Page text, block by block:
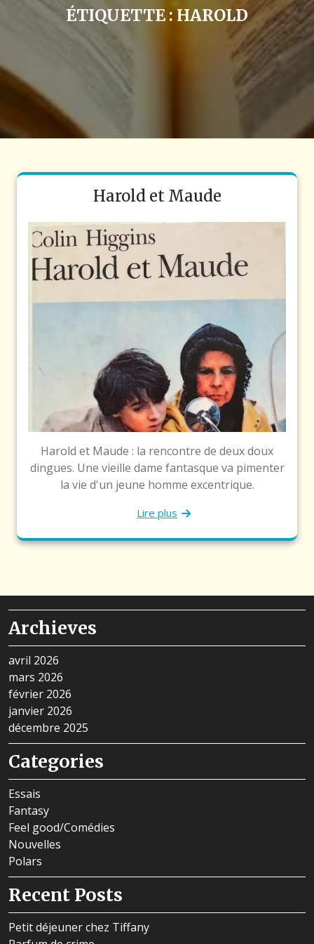
ÉTIQUETTE :HAROLD
Harold et Maude
Harold et Maude : la rencontre de deux doux
dingues. Une vieille dame fantasque va pimenter
la vie d'un jeune homme excentrique.
Lire plus
Archieves
avril 2026
mars 2026
février 2026
janvier 2026
décembre 2025
Categories
Essais
Fantasy
Feel good/Comédies
Nouvelles
Polars
Recent Posts
Petit déjeuner chez Tiffany